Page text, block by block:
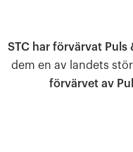
STC har förvärvat Puls
dem en av landets
förvärvet av